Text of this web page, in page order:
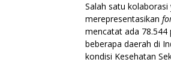
Salah satu
merepresentasikan
mencatat ada 78.544
beberapa daerah di
kondisi Kesehatan